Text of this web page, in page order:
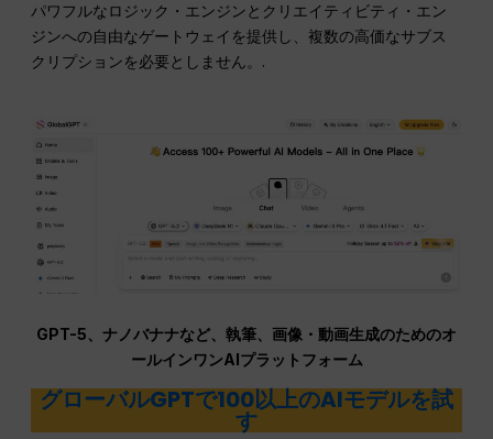
パワフルなロジック・エンジンとクリエイティビティ・エン
ジンへの自由なゲートウェイを提供し、複数の高価なサブス
クリプションを必要としません。.
GPT-5、ナノバナナなど、執筆、画像・動画生成のためのオ
ールインワンAIプラットフォーム
グローバルGPTで100以上のAIモデルを試
す